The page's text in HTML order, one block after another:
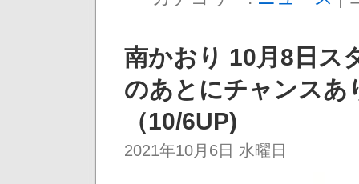
南かおり 10月8日ス
のあとにチャンスあ
（10/6UP)
2021年10月6日 水曜日